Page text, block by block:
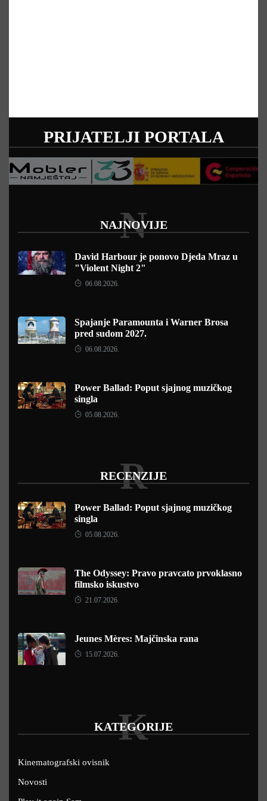
PRIJATELJI PORTALA
NAJNOVIJE
N
David Harbour je ponovo Djeda Mraz u
"Violent Night 2"
06.08.2026.
Spajanje Paramounta i Warner Brosa
pred sudom 2027.
06.08.2026.
Power Ballad: Poput sjajnog muzičkog
singla
05.08.2026.
RECENZIJE
R
Power Ballad: Poput sjajnog muzičkog
singla
05.08.2026.
The Odyssey: Pravo pravcato prvoklasno
filmsko iskustvo
21.07.2026.
Jeunes Mères: Majčinska rana
15.07.2026.
KATEGORIJE
K
Kinematografski ovisnik
Novosti